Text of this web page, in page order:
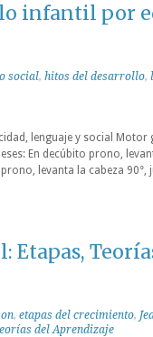
infantil por
social, hitos del desarrollo,
lenguaje y social Motor
En decúbito prono,
prono, levanta la cabeza
, etapas del crecimiento,
del Aprendizaje